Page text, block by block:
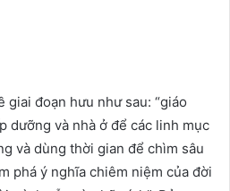
giai đoạn hưu như sau: “giáo
dưỡng và nhà ở để các linh mục
và dùng thời gian để chìm sâu
phá ý nghĩa chiêm niệm của đời